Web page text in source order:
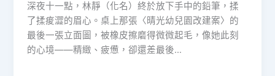
深夜十一點，林靜（化名）終於放下手中的鉛筆，揉
了揉痠澀的眉心。桌上那張〈晴光幼兒園改建案〉的
最後一張立面圖，被橡皮擦磨得微微起毛，像她此刻
的心境——精緻、疲憊，卻還差最後…